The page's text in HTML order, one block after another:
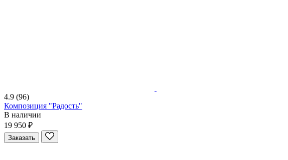
4.9 (96)
Композиция "Радость"
В наличии
19 950 ₽
Заказать